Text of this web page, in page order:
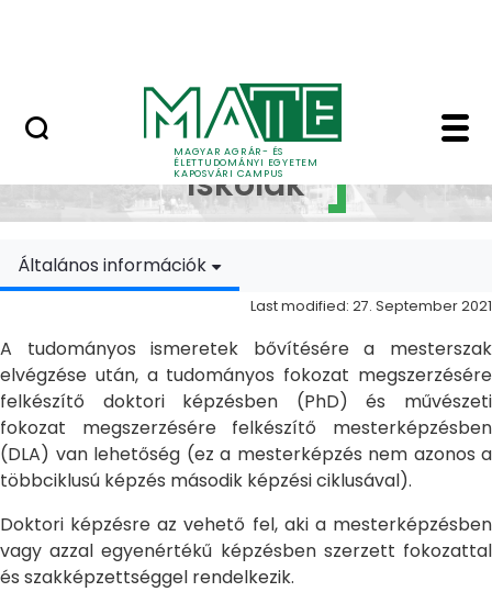
MAGYAR AGRÁR- ÉS
ÉLETTUDOMÁNYI EGYETEM
KAPOSVÁRI CAMPUS
Doktori Iskolák -
Doktori
Iskolák
Általános információk
Last modified: 27. September 2021
A tudományos ismeretek bővítésére a mesterszak
elvégzése után, a tudományos fokozat megszerzésére
felkészítő doktori képzésben (PhD) és művészeti
fokozat megszerzésére felkészítő mesterképzésben
(DLA) van lehetőség (ez a mesterképzés nem azonos a
többciklusú képzés második képzési ciklusával).
Doktori képzésre az vehető fel, aki a mesterképzésben
vagy azzal egyenértékű képzésben szerzett fokozattal
és szakképzettséggel rendelkezik.